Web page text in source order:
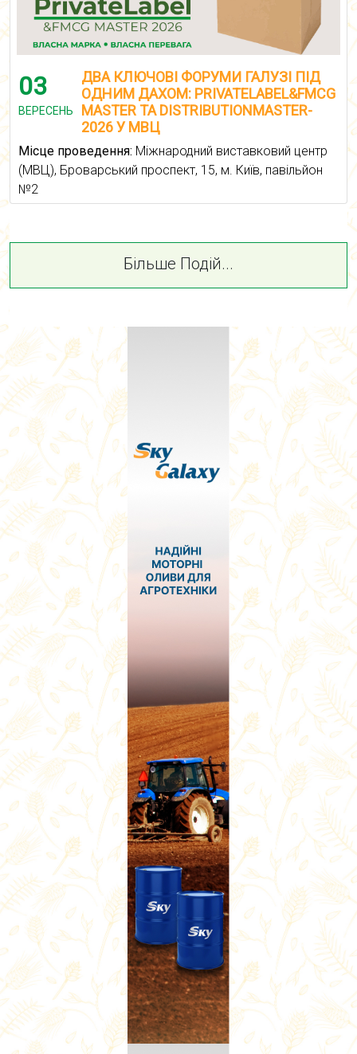
03
ВЕРЕСЕНЬ
ДВА КЛЮЧОВІ ФОРУМИ ГАЛУЗІ ПІД
ОДНИМ ДАХОМ: PRIVATELABEL&FMCG
MASTER ТА DISTRIBUTIONMASTER-
2026 У МВЦ
Місце проведення: Міжнародний виставковий центр
(МВЦ), Броварський проспект, 15, м. Київ, павільйон
№2
Більше Подій...